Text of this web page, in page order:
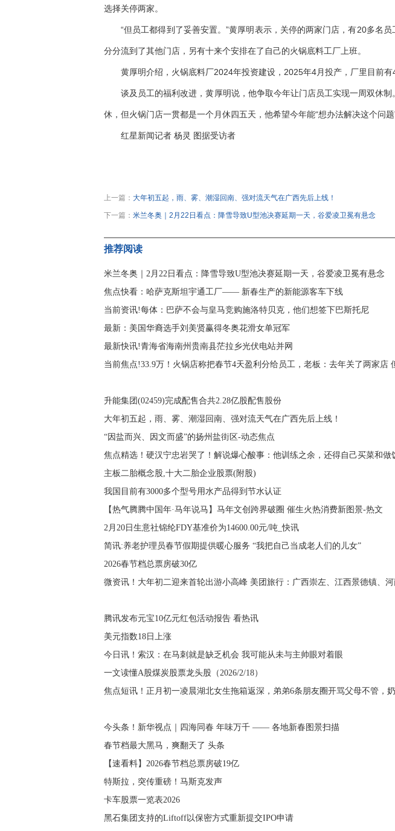
选择关停两家。
“但员工都得到了妥善安置。”黄厚明表示，关停的两家门店，有20多名
分分流到了其他门店，另有十来个安排在了自己的火锅底料工厂上班。
黄厚明介绍，火锅底料厂2024年投资建设，2025年4月投产，厂里目前有
谈及员工的福利改进，黄厚明说，他争取今年让门店员工实现一周双休
休，但火锅门店一贯都是一个月休四五天，他希望今年能“想办法解决这个问题”
红星新闻记者 杨灵 图据受访者
上一篇： 大年初五起，雨、雾、潮湿回南、强对流天气在广西先后上线！
下一篇： 米兰冬奥｜2月22日看点：降雪导致U型池决赛延期一天，谷爱凌卫冕有悬念
推荐阅读
米兰冬奥｜2月22日看点：降雪导致U型池决赛延期一天，谷爱凌卫冕有悬念
焦点快看：哈萨克斯坦宇通工厂—— 新春生产的新能源客车下线
当前资讯!每体：巴萨不会与皇马竞购施洛特贝克，他们想签下巴斯托尼
最新：美国华裔选手刘美贤赢得冬奥花滑女单冠军
最新快讯!青海省海南州贵南县茫拉乡光伏电站并网
当前焦点!33.9万！火锅店称把春节4天盈利分给员工，老板：去年关了两家店
升能集团(02459)完成配售合共2.28亿股配售股份
大年初五起，雨、雾、潮湿回南、强对流天气在广西先后上线！
“因盐而兴、因文而盛”的扬州盐街区-动态焦点
焦点精选！硬汉宁忠岩哭了！解说爆心酸事：他训练之余，还得自己买菜和做
主板二胎概念股,十大二胎企业股票(附股)
我国目前有3000多个型号用水产品得到节水认证
【热气腾腾中国年·马年说马】马年文创跨界破圈 催生火热消费新图景-热文
2月20日生意社锦纶FDY基准价为14600.00元/吨_快讯
简讯:养老护理员春节假期提供暖心服务 “我把自己当成老人们的儿女”
2026春节档总票房破30亿
微资讯！大年初二迎来首轮出游小高峰 美团旅行：广西崇左、江西景德镇、
腾讯发布元宝10亿元红包活动报告 看热讯
美元指数18日上涨
今日讯！索汉：在马刺就是缺乏机会 我可能从未与主帅眼对着眼
一文读懂A股煤炭股票龙头股（2026/2/18）
焦点短讯！正月初一凌晨湖北女生拖箱返深，弟弟6条朋友圈开骂父母不管，
今头条！新华视点｜四海同春 年味万千 —— 各地新春图景扫描
春节档最大黑马，爽翻天了 头条
【速看料】2026春节档总票房破19亿
特斯拉，突传重磅！马斯克发声
卡车股票一览表2026
黑石集团支持的Liftoff以保密方式重新提交IPO申请